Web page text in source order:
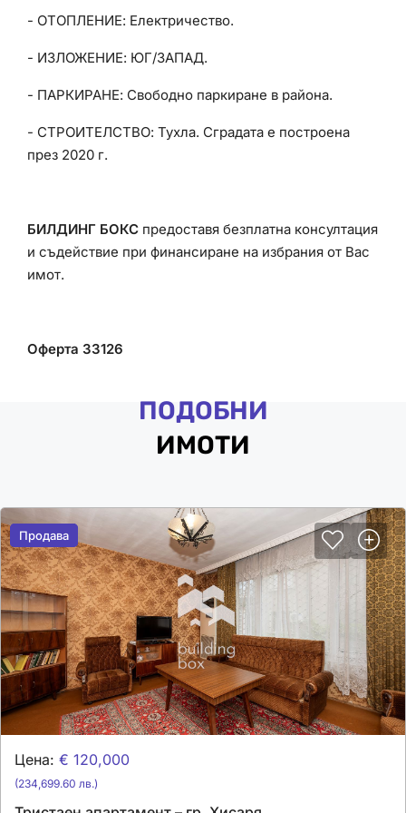
- ОТОПЛЕНИЕ: Електричество.
- ИЗЛОЖЕНИЕ: ЮГ/ЗАПАД.
- ПАРКИРАНЕ: Свободно паркиране в района.
- СТРОИТЕЛСТВО: Тухла. Сградата е построена
през 2020 г.
БИЛДИНГ БОКС предоставя безплатна консултация
и съдействие при финансиране на избрания от Вас
имот.
Оферта 33126
ПОДОБНИ
ИМОТИ
Продава
Продава
Цена: € 120,000
(234,699.60 лв.)